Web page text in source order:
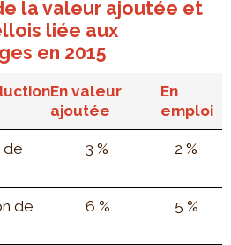
la valeur ajoutée et
liée aux
en 2015
En valeur
ajoutée
En
emploi
de
3 % 2 %
de
6 % 5 %